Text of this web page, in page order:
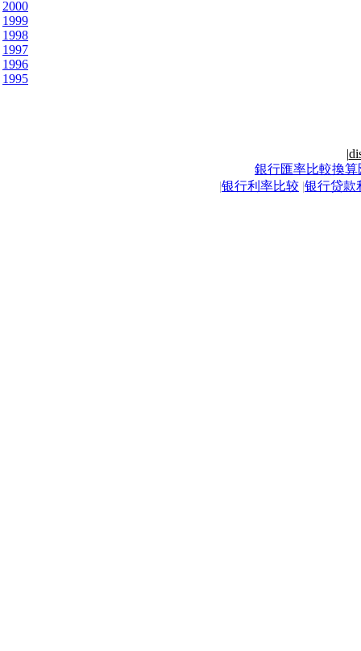
2000
1999
1998
1997
1996
1995
|
銀行匯率比較換算
|银行利率比较 |银行贷款